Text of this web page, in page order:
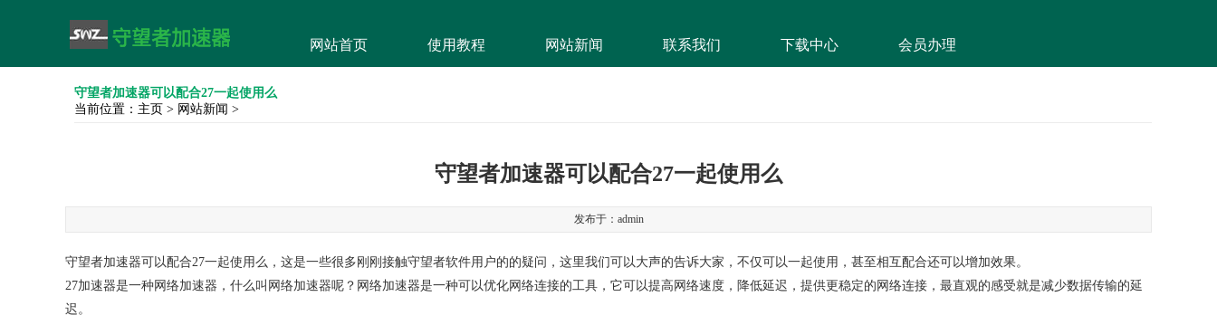
网站首页 使用教程 网站新闻 联系我们 下载中心 会员办理
守望者加速器可以配合27一起使用么
当前位置： 主页 > 网站新闻 >
守望者加速器可以配合27一起使用么
发布于：admin
守望者加速器可以配合27一起使用么，这是一些很多刚刚接触守望者软件用户的的疑问，这里我们可以大声的告诉大家，不仅可以一起使用，甚至相互配合还可以增加效果。
27加速器是一种网络加速器，什么叫网络加速器呢？网络加速器是一种可以优化网络连接的工具，它可以提高网络速度，降低延迟，提供更稳定的网络连接，最直观的感受就是减少数据传输的延
迟。